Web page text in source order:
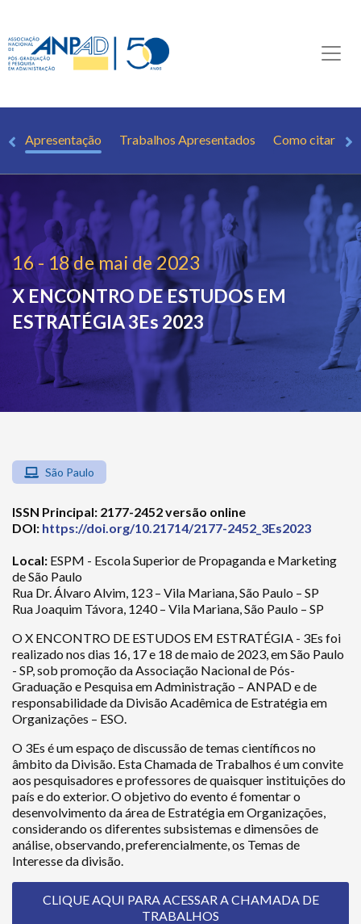
Apresentação Trabalhos Apresentados Como citar o
16 - 18 de mai de 2023
X ENCONTRO DE ESTUDOS EM
ESTRATÉGIA3Es 2023
São Paulo
ISSN Principal: 2177-2452 versão online
DOI: https://doi.org/10.21714/2177-2452_3Es2023
Local: ESPM - Escola Superior de Propaganda e Marketing
de São Paulo
Rua Dr. Álvaro Alvim, 123 – Vila Mariana, São Paulo – SP
Rua Joaquim Távora, 1240 – Vila Mariana, São Paulo – SP
O X ENCONTRO DE ESTUDOS EM ESTRATÉGIA - 3Es foi
realizado nos dias 16, 17 e 18 de maio de 2023, em São Paulo
- SP, sob promoção da Associação Nacional de Pós-
Graduação e Pesquisa em Administração – ANPAD e de
responsabilidade da Divisão Acadêmica de Estratégia em
Organizações – ESO.
O 3Es é um espaço de discussão de temas científicos no
âmbito da Divisão. Esta Chamada de Trabalhos é um convite
aos pesquisadores e professores de quaisquer instituições do
país e do exterior. O objetivo do evento é fomentar o
desenvolvimento da área de Estratégia em Organizações,
considerando os diferentes subsistemas e dimensões de
análise, observando, preferencialmente, os Temas de
Interesse da divisão.
CLIQUE AQUI PARA ACESSAR A CHAMADA DE
TRABALHOS